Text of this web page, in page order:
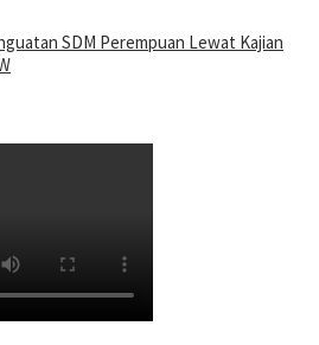
SDM Perempuan Lewat Kajian